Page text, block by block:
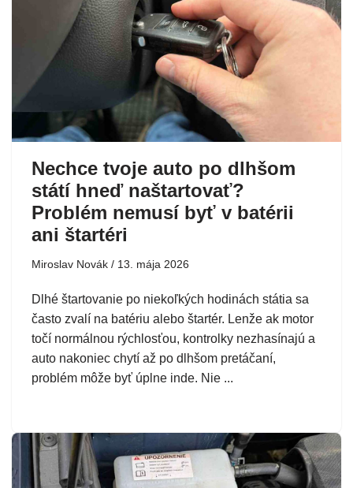
Nechce tvoje auto po dlhšom
státí hneď naštartovať?
Problém nemusí byť v batérii
ani štartéri
Miroslav Novák 13. mája 2026
Dlhé štartovanie po niekoľkých hodinách státia sa
často zvalí na batériu alebo štartér. Lenže ak motor
točí normálnou rýchlosťou, kontrolky nezhasínajú a
auto nakoniec chytí až po dlhšom pretáčaní,
problém môže byť úplne inde. Nie ...